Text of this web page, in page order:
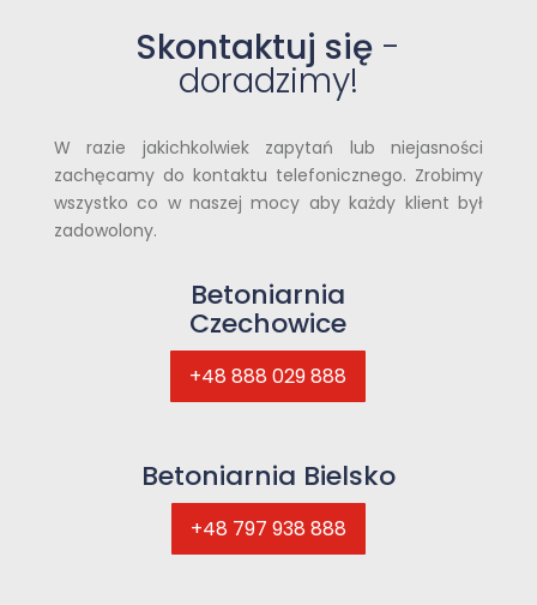
Skontaktuj się -
doradzimy!
W razie jakichkolwiek zapytań lub niejasności
zachęcamy do kontaktu telefonicznego. Zrobimy
wszystko co w naszej mocy aby każdy klient był
zadowolony.
Betoniarnia
Czechowice
+48 888 029 888
Betoniarnia Bielsko
+48 797 938 888